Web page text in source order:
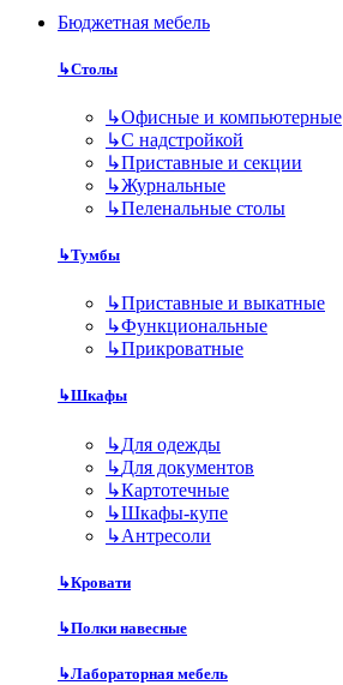
Бюджетная мебель
↳Столы
↳Офисные и компьютерные
↳С надстройкой
↳Приставные и секции
↳Журнальные
↳Пеленальные столы
↳Тумбы
↳Приставные и выкатные
↳Функциональные
↳Прикроватные
↳Шкафы
↳Для одежды
↳Для документов
↳Картотечные
↳Шкафы-купе
↳Антресоли
↳Кровати
↳Полки навесные
↳Лабораторная мебель